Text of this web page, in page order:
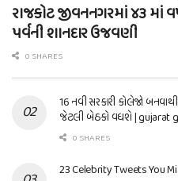
રાજકોટ જીવનનગરમાં ૪૩ માં
પર્વની શાનદાર ઉજવણી
0 SHARES
16 નવી સરકારી કોલેજો
જેટલી બેઠકો વધશે | gujarat
0 SHARES
23 Celebrity Tweets You